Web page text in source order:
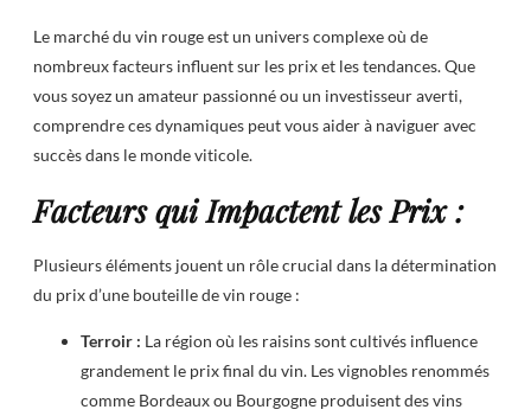
Le marché du vin rouge est un univers complexe où de
nombreux facteurs influent sur les prix et les tendances. Que
vous soyez un amateur passionné ou un investisseur averti,
comprendre ces dynamiques peut vous aider à naviguer avec
succès dans le monde viticole.
Facteurs qui Impactent les Prix :
Plusieurs éléments jouent un rôle crucial dans la détermination
du prix d’une bouteille de vin rouge :
Terroir : La région où les raisins sont cultivés influence
grandement le prix final du vin. Les vignobles renommés
comme Bordeaux ou Bourgogne produisent des vins